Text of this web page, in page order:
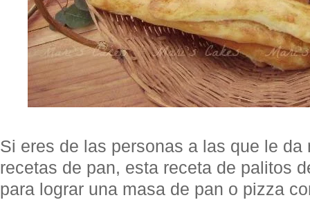
Si eres de las personas a las que le da
recetas de pan, esta receta de palitos
para lograr una masa de pan o pizza